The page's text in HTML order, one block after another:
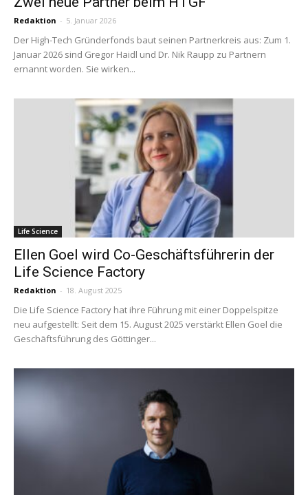
Redaktion - 5. Januar 2026
Der High-Tech Gründerfonds baut seinen Partnerkreis aus: Zum 1.
Januar 2026 sind Gregor Haidl und Dr. Nik Raupp zu Partnern
ernannt worden. Sie wirken...
Life Science
Ellen Goel wird Co-Geschäftsführerin der
Life Science Factory
Redaktion - 18. August 2025
Die Life Science Factory hat ihre Führung mit einer Doppelspitze
neu aufgestellt: Seit dem 15. August 2025 verstärkt Ellen Goel die
Geschäftsführung des Göttinger...